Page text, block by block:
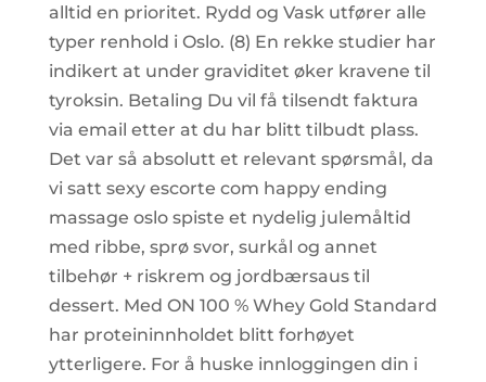
alltid en prioritet. Rydd og Vask utfører alle
typer renhold i Oslo. (8) En rekke studier har
indikert at under graviditet øker kravene til
tyroksin. Betaling Du vil få tilsendt faktura
via email etter at du har blitt tilbudt plass.
Det var så absolutt et relevant spørsmål, da
vi satt sexy escorte com happy ending
massage oslo spiste et nydelig julemåltid
med ribbe, sprø svor, surkål og annet
tilbehør + riskrem og jordbærsaus til
dessert. Med ON 100 % Whey Gold Standard
har proteininnholdet blitt forhøyet
ytterligere. For å huske innloggingen din i